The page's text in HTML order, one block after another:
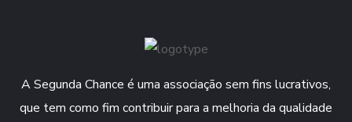
A Segunda Chance é uma associação sem fins lucrativos,
que tem como fim contribuir para a melhoria da qualidade